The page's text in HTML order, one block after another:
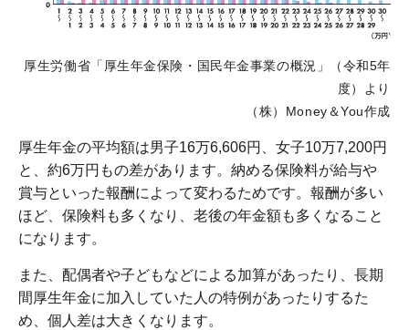
厚生労働省「厚生年金保険・国民年金事業の概況」（令和5年
度）より
（株）Money＆You作成
厚生年金の平均額は男子16万6,606円、女子10万7,200円
と、約6万円もの差があります。納める保険料が給与や
賞与といった報酬によって変わるためです。報酬が多い
ほど、保険料も多くなり、老後の年金額も多くなること
になります。
また、配偶者や子どもなどによる加算があったり、長期
間厚生年金に加入していた人の特例があったりするた
め、個人差は大きくなります。